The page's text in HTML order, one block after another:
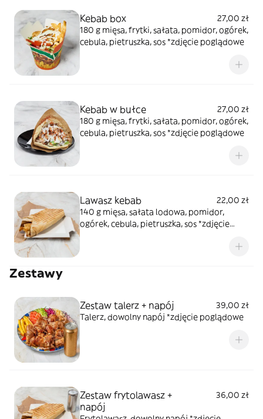
Kebab box
27,00 zł
180 g mięsa, frytki, sałata, pomidor, ogórek,
cebula, pietruszka, sos *zdjęcie poglądowe
Kebab w bułce
27,00 zł
180 g mięsa, frytki, sałata, pomidor, ogórek,
cebula, pietruszka, sos *zdjęcie poglądowe
Lawasz kebab
22,00 zł
140 g mięsa, sałata lodowa, pomidor,
ogórek, cebula, pietruszka, sos *zdjęcie
Zestawy
Zestaw talerz + napój
39,00 zł
Talerz, dowolny napój *zdjęcie poglądowe
Zestaw frytolawasz +
napój
36,00 zł